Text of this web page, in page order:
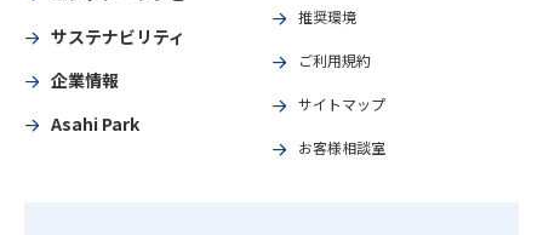
サステナビリティ
企業情報
Asahi Park
推奨環境
ご利用規約
サイトマップ
お客様相談室